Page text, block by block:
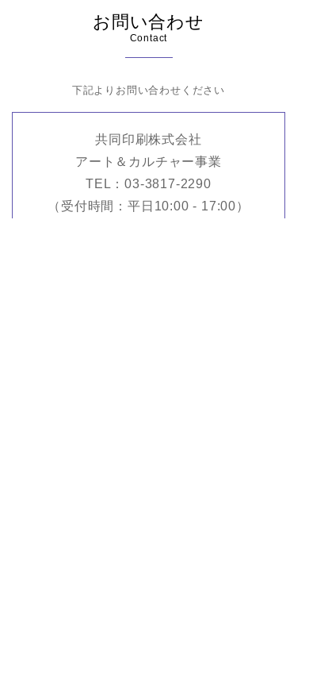
お問い合わせ
Contact
下記よりお問い合わせください
共同印刷株式会社
アート＆カルチャー事業
TEL：03-3817-2290
（受付時間：平日10:00 - 17:00）